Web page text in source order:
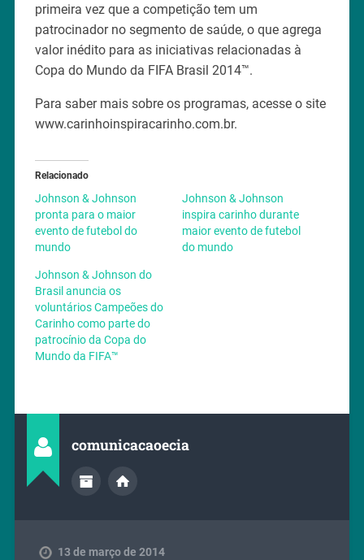
primeira vez que a competição tem um
patrocinador no segmento de saúde, o que agrega
valor inédito para as iniciativas relacionadas à
Copa do Mundo da FIFA Brasil 2014™.
Para saber mais sobre os programas, acesse o site
www.carinhoinspiracarinho.com.br.
Relacionado
Johnson & Johnson
pronta para o maior
evento de futebol do
mundo
Johnson & Johnson
inspira carinho durante
maior evento de futebol
do mundo
Johnson & Johnson do
Brasil anuncia os
voluntários Campeões do
Carinho como parte do
patrocínio da Copa do
Mundo da FIFA™
comunicacaoecia
13 de março de 2014